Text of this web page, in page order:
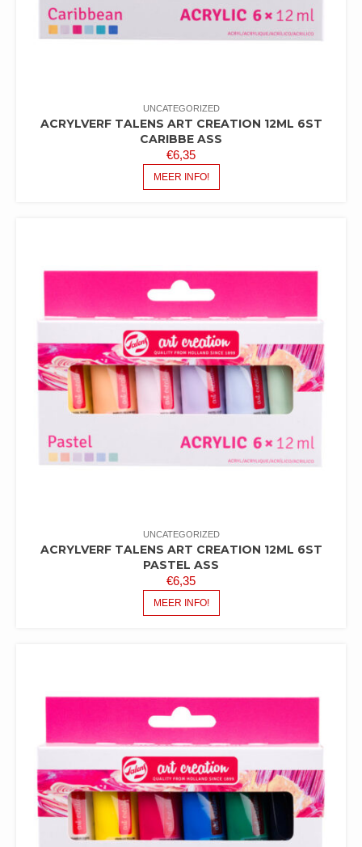
UNCATEGORIZED
ACRYLVERF TALENS ART CREATION 12ML 6ST
CARIBBE ASS
€6,35
MEER INFO!
UNCATEGORIZED
ACRYLVERF TALENS ART CREATION 12ML 6ST
PASTEL ASS
€6,35
MEER INFO!